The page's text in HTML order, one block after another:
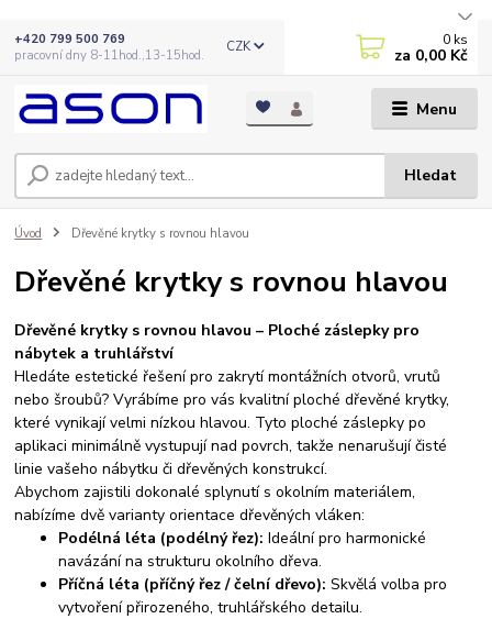
Menu
CZK
Hledat
+420 799 500 769
pracovní dny 8-11hod.,13-15hod.
0 ks
za 0,00 Kč
Úvod Dřevěné krytky s rovnou hlavou
Dřevěné krytky s rovnou hlavou
Dřevěné krytky s rovnou hlavou – Ploché záslepky pro
nábytek a truhlářství
Hledáte estetické řešení pro zakrytí montážních otvorů, vrutů
nebo šroubů? Vyrábíme pro vás kvalitní ploché dřevěné krytky,
které vynikají velmi nízkou hlavou. Tyto ploché záslepky po
aplikaci minimálně vystupují nad povrch, takže nenarušují čisté
linie vašeho nábytku či dřevěných konstrukcí.
Abychom zajistili dokonalé splynutí s okolním materiálem,
nabízíme dvě varianty orientace dřevěných vláken:
Podélná léta (podélný řez): Ideální pro harmonické
navázání na strukturu okolního dřeva.
Příčná léta (příčný řez / čelní dřevo): Skvělá volba pro
vytvoření přirozeného, truhlářského detailu.